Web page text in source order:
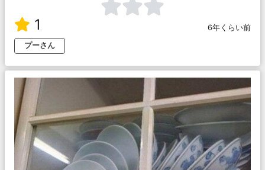
1
6年くらい前
プーさん